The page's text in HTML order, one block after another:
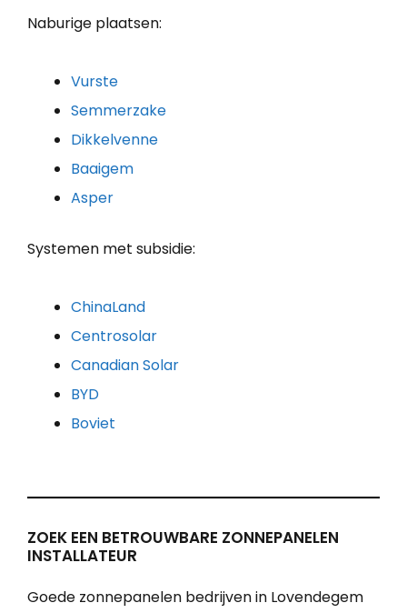
Naburige plaatsen:
Vurste
Semmerzake
Dikkelvenne
Baaigem
Asper
Systemen met subsidie:
ChinaLand
Centrosolar
Canadian Solar
BYD
Boviet
ZOEK EEN BETROUWBARE ZONNEPANELEN
INSTALLATEUR
Goede zonnepanelen bedrijven in Lovendegem